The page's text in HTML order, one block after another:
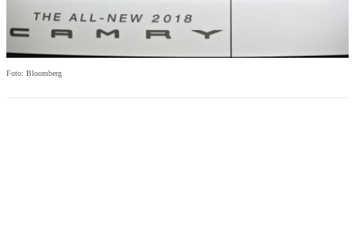
Foto: Bloomberg